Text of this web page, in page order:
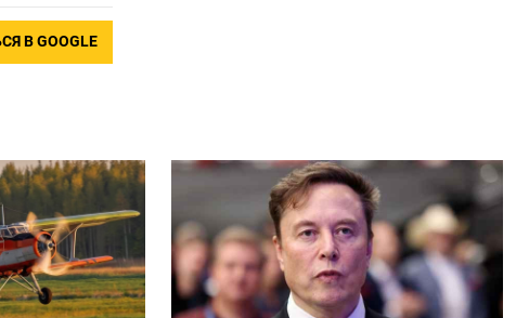
В GOOGLE